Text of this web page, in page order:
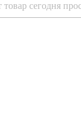
товар сегодня